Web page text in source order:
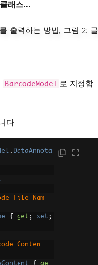
클래스...
BarcodeModel 로 지정합
다.
. DataAnnota
File Nam
{ get ; set ;
Conten
{
ge